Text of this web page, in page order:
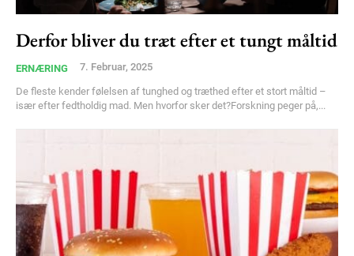
Member full access
100DKK / year
Praesent euismod ac
Ut mollis pellentesque tortor
Nullam eu erat condimentum
Donec quis est ac felis
Derfor bliver du træt efter et tungt måltid
ERNÆRING 7. Februar, 2025
De fleste kender følelsen af tunghed og træthed efter et stort måltid –
især efter fedtholdig mad. Men hvorfor sker det?Forskning peger på,...